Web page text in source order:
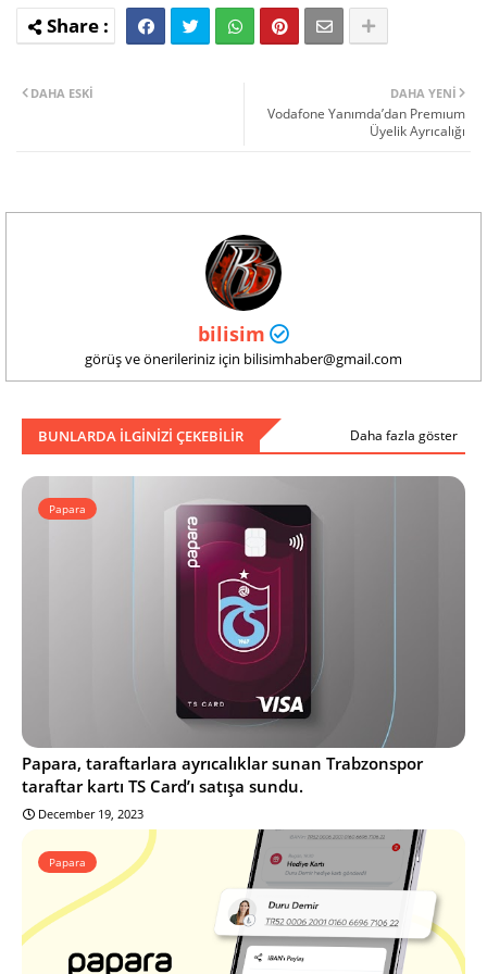
DAHA YENI
Vodafone Yanımda’dan Premıum
Üyelik Ayrıcalığı
DAHA ESKI
bilisim
görüş ve önerileriniz için bilisimhaber@gmail.com
BUNLARDA ILGINIZI ÇEKEBILIR Daha fazla göster
Papara
Papara, taraftarlara ayrıcalıklar sunan Trabzonspor
taraftar kartı TS Card’ı satışa sundu.
December 19, 2023
Papara